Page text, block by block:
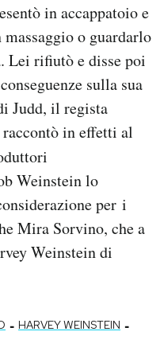
in accappatoio e
o guardarlo
Lei rifiutò e disse poi
sulla sua
Judd, il regista
raccontò in effetti al
Weinstein lo
per i
Mira Sorvino, che a
Weinstein di
- HARVEY WEINSTEIN -